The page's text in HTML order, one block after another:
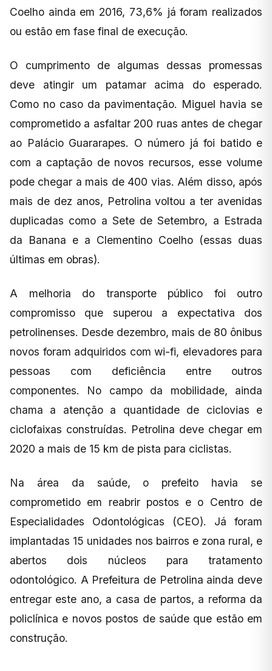
Coelho ainda em 2016, 73,6% já foram realizados
ou estão em fase final de execução.
O cumprimento de algumas dessas promessas
deve atingir um patamar acima do esperado.
Como no caso da pavimentação. Miguel havia se
comprometido a asfaltar 200 ruas antes de chegar
ao Palácio Guararapes. O número já foi batido e
com a captação de novos recursos, esse volume
pode chegar a mais de 400 vias. Além disso, após
mais de dez anos, Petrolina voltou a ter avenidas
duplicadas como a Sete de Setembro, a Estrada
da Banana e a Clementino Coelho (essas duas
últimas em obras).
A melhoria do transporte público foi outro
compromisso que superou a expectativa dos
petrolinenses. Desde dezembro, mais de 80 ônibus
novos foram adquiridos com wi-fi, elevadores para
pessoas com deficiência entre outros
componentes. No campo da mobilidade, ainda
chama a atenção a quantidade de ciclovias e
ciclofaixas construídas. Petrolina deve chegar em
2020 a mais de 15 km de pista para ciclistas.
Na área da saúde, o prefeito havia se
comprometido em reabrir postos e o Centro de
Especialidades Odontológicas (CEO). Já foram
implantadas 15 unidades nos bairros e zona rural, e
abertos dois núcleos para tratamento
odontológico. A Prefeitura de Petrolina ainda deve
entregar este ano, a casa de partos, a reforma da
policlínica e novos postos de saúde que estão em
construção.